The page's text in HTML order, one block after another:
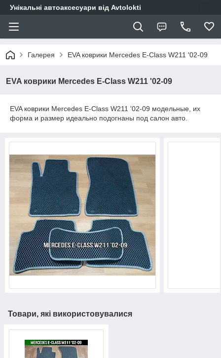
Унікальні автоаксесуари від Avtolokti
Галерея EVA коврики Mercedes E-Class W211 '02-09
EVA коврики Mercedes E-Class W211 '02-09
EVA коврики Mercedes E-Class W211 '02-09 модельные, их
форма и размер идеально подогнаны под салон авто.
Товари, які використовувалися